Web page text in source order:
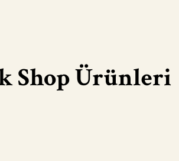
Shop Ürünleri